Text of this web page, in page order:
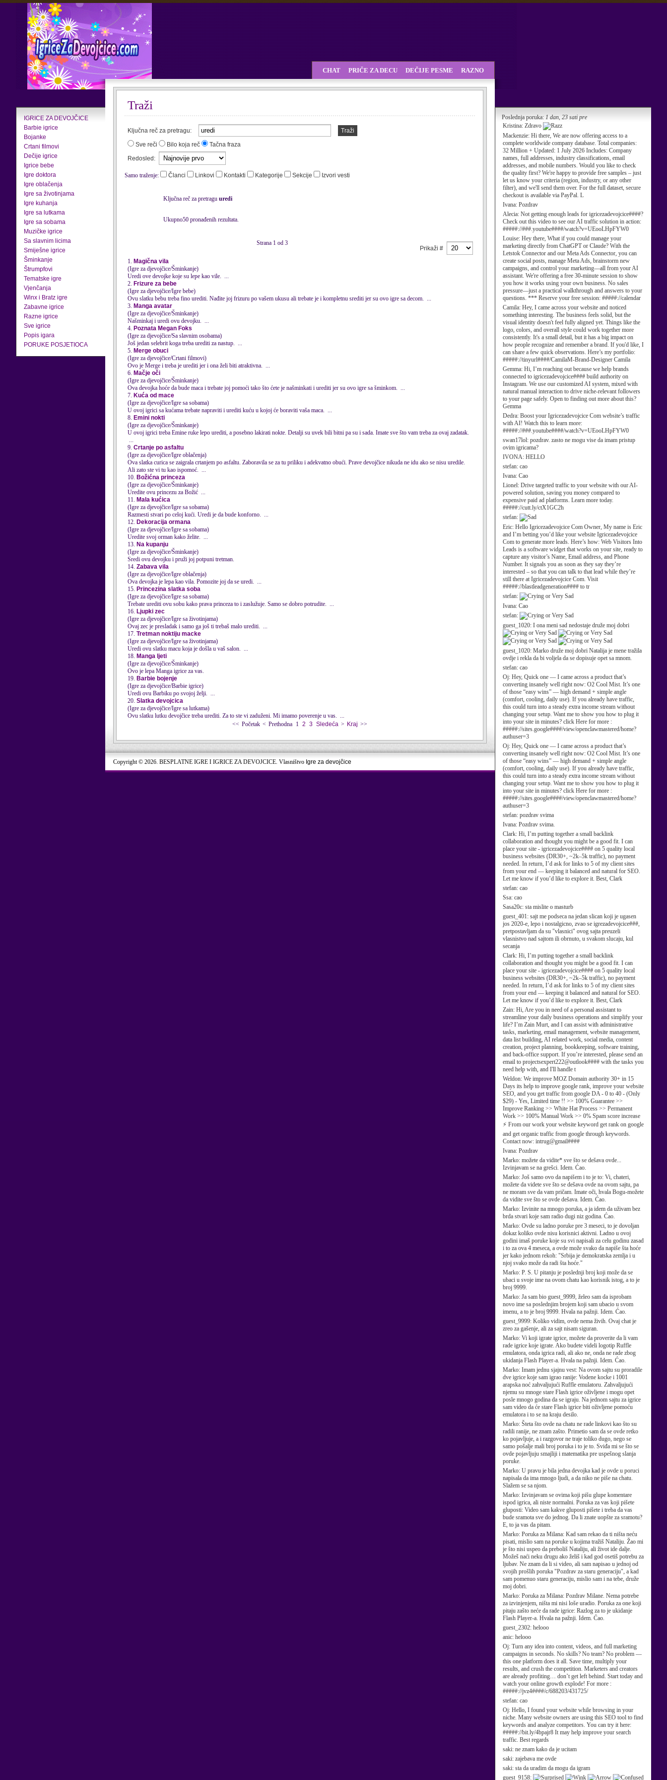
IGRICE ZA DEVOJČICE
Barbie igrice
Bojanke
Crtani filmovi
Dečije igrice
Igrice bebe
Igre doktora
Igre oblačenja
Igre sa životinjama
Igre kuhanja
Igre sa lutkama
Igre sa sobama
Muzičke igrice
Sa slavnim licima
Smiješne igrice
Šminkanje
Štrumpfovi
Tematske igre
Vjenčanja
Winx i Bratz igre
Zabavne igrice
Razne igrice
Sve igrice
Popis igara
PORUKE POSJETIOCA
Poslednja poruka: 1 dan, 23 sati pre
Kristina: Zdravo
Mackenzie: Hi there, We are now offering access to a
complete worldwide company database. Total companies:
32 Million + Updated: 1 July 2026 Includes: Company
names, full addresses, industry classifications, email
addresses, and mobile numbers. Would you like to check
the quality first? We're happy to provide free samples – just
let us know your criteria (region, industry, or any other
filter), and we'll send them over. For the full dataset, secure
checkout is available via PayPal. L
Ivana: Pozdrav
Alecia: Not getting enough leads for igricezadevojcice####?
Check out this video to see our AI traffic solution in action:
#####://###.youtube####/watch?v=UEooLHpFYW0
Louise: Hey there, What if you could manage your
marketing directly from ChatGPT or Claude? With the
Letstok Connector and our Meta Ads Connector, you can
create social posts, manage Meta Ads, brainstorm new
campaigns, and control your marketing—all from your AI
assistant. We're offering a free 30-minute session to show
you how it works using your own business. No sales
pressure—just a practical walkthrough and answers to your
questions. *** Reserve your free session: #####://calendar
Camila: Hey, I came across your website and noticed
something interesting. The business feels solid, but the
visual identity doesn't feel fully aligned yet. Things like the
logo, colors, and overall style could work together more
consistently. It's a small detail, but it has a big impact on
how people recognize and remember a brand. If you'd like, I
can share a few quick observations. Here’s my portfolio:
#####://tinyurl####/CamilaM-Brand-Designer Camila
Gemma: Hi, I’m reaching out because we help brands
connected to igricezadevojcice#### build authority on
Instagram. We use our customized AI system, mixed with
natural manual interaction to drive niche-relevant followers
to your page safely. Open to finding out more about this?
Gemma
Dedra: Boost your Igricezadevojcice Com website’s traffic
with AI! Watch this to learn more:
#####://###.youtube####/watch?v=UEooLHpFYW0
swan17lol: pozdrav. zasto ne mogu vise da imam pristup
ovim igricama?
IVONA: HELLO
stefan: cao
Ivana: Cao
Lionel: Drive targeted traffic to your website with our AI-
powered solution, saving you money compared to
expensive paid ad platforms. Learn more today.
#####://cutt.ly/ctX1GC2h
stefan:
Eric: Hello Igricezadevojcice Com Owner, My name is Eric
and I’m betting you’d like your website Igricezadevojcice
Com to generate more leads. Here’s how: Web Visitors Into
Leads is a software widget that works on your site, ready to
capture any visitor’s Name, Email address, and Phone
Number. It signals you as soon as they say they’re
interested – so that you can talk to that lead while they’re
still there at Igricezadevojcice Com. Visit
#####://blastleadgeneration#### to tr
stefan:
Ivana: Cao
stefan:
guest_1020: I ona meni sad nedostaje druže moj dobri
guest_1020: Marko druže moj dobri Natalija je mene tražila
ovdje i rekla da bi voljela da se dopisuje opet sa mnom.
stefan: cao
Oj: Hey, Quick one — I came across a product that’s
converting insanely well right now: O2 Cool Mist. It’s one
of those “easy wins” — high demand + simple angle
(comfort, cooling, daily use). If you already have traffic,
this could turn into a steady extra income stream without
changing your setup. Want me to show you how to plug it
into your site in minutes? click Here for more :
#####://sites.google####/view/openclawmastered/home?
authuser=3
Oj: Hey, Quick one — I came across a product that’s
converting insanely well right now: O2 Cool Mist. It’s one
of those “easy wins” — high demand + simple angle
(comfort, cooling, daily use). If you already have traffic,
this could turn into a steady extra income stream without
changing your setup. Want me to show you how to plug it
into your site in minutes? click Here for more :
#####://sites.google####/view/openclawmastered/home?
authuser=3
stefan: pozdrav svima
Ivana: Pozdrav svima.
Clark: Hi, I’m putting together a small backlink
collaboration and thought you might be a good fit. I can
place your site - igricezadevojcice#### on 5 quality local
business websites (DR30+, ~2k–5k traffic), no payment
needed. In return, I’d ask for links to 5 of my client sites
from your end — keeping it balanced and natural for SEO.
Let me know if you’d like to explore it. Best, Clark
stefan: cao
Ssa: cao
Sasa20c: sta mislite o masturb
guest_401: sajt me podseca na jedan slican koji je ugasen
jos 2020-e, lepo i nostalgicno, zvao se igrezadevojcice###,
pretpostavljam da su "vlasnici" ovog sajta preuzeli
vlasnistvo nad sajtom ili obrnuto, u svakom slucaju, kul
secanja
Clark: Hi, I’m putting together a small backlink
collaboration and thought you might be a good fit. I can
place your site - igricezadevojcice#### on 5 quality local
business websites (DR30+, ~2k–5k traffic), no payment
needed. In return, I’d ask for links to 5 of my client sites
from your end — keeping it balanced and natural for SEO.
Let me know if you’d like to explore it. Best, Clark
Zain: Hi, Are you in need of a personal assistant to
streamline your daily business operations and simplify your
life? I’m Zain Murt, and I can assist with administrative
tasks, marketing, email management, website management,
data list building, AI related work, social media, content
creation, project planning, bookkeeping, software training,
and back-office support. If you’re interested, please send an
email to projectsexpert222@outlook#### with the tasks you
need help with, and I'll handle t
Weldon: We improve MOZ Domain authority 30+ in 15
Days its help to improve google rank, improve your website
SEO, and you get traffic from google DA - 0 to 40 - (Only
$29) - Yes, Limited time !! >> 100% Guarantee >>
Improve Ranking >> White Hat Process >> Permanent
Work >> 100% Manual Work >> 0% Spam score increase
⚡ From our work your website keyword get rank on google
and get organic traffic from google through keywords.
Contact now: intrug@gmail####
Ivana: Pozdrav
Marko: možete da vidite* sve što se dešava ovde...
Izvinjavam se na grešci. Idem. Ćao.
Marko: Još samo ovo da napišem i to je to: Vi, chateri,
možete da videte sve što se dešava ovde na ovom sajtu, pa
ne moram sve da vam pričam. Imate oči, hvala Bogu-možete
da vidite sve što se ovde dešava. Idem. Ćao.
Marko: Izvinite na mnogo poruka, a ja idem da uživam bez
brda stvari koje sam radio dugi niz godina. Ćao.
Marko: Ovde su ladno poruke pre 3 meseci, to je dovoljan
dokaz koliko ovde nisu korisnici aktivni. Ladno u ovoj
godini imaš poruke koje su svi napisali za celu godinu zasad
i to za ova 4 meseca, a ovde može svako da napiše šta hoće
jer kako jednom rekoh: "Srbija je demokratska zemlja i u
njoj svako može da radi šta hoće."
Marko: P. S. U pitanju je poslednji broj koji može da se
ubaci u svoje ime na ovom chatu kao korisnik istog, a to je
broj 9999.
Marko: Ja sam bio guest_9999, želeo sam da isprobam
novo ime sa poslednjim brojem koji sam ubacio u svom
imenu, a to je broj 9999. Hvala na pažnji. Idem. Ćao.
guest_9999: Koliko vidim, ovde nema živih. Ovaj chat je
zreo za gašenje, ali za sajt nisam siguran.
Marko: Vi koji igrate igrice, možete da proverite da li vam
rade igrice koje igrate. Ako budete videli logotip Ruffle
emulatora, onda igrica radi, ali ako ne, onda ne rade zbog
ukidanja Flash Player-a. Hvala na pažnji. Idem. Ćao.
Marko: Imam jednu sjajnu vest: Na ovom sajtu su proradile
dve igrice koje sam igrao ranije: Vodene kocke i 1001
arapska noć zahvaljujući Ruffle emulatoru. Zahvaljujući
njemu su mnoge stare Flash igrice oživljene i mogu opet
posle mnogo godina da se igraju. Na jednom sajtu za igrice
sam video da će stare Flash igrice biti oživljene pomoću
emulatora i to se na kraju desilo.
Marko: Šteta što ovde na chatu ne rade linkovi kao što su
radili ranije, ne znam zašto. Primetio sam da se ovde retko
ko pojavljuje, a i razgovor ne traje toliko dugo, nego se
samo pošalje mali broj poruka i to je to. Sviđa mi se što se
ovde pojavljuju smajliji i matematika pre uspešnog slanja
poruke.
Marko: U pravu je bila jedna devojka kad je ovde u poruci
napisala da ima mnogo ljudi, a da niko ne piše na chatu.
Slažem se sa njom.
Marko: Izvinjavam se ovima koji pišu glupe komentare
ispod igrica, ali niste normalni. Poruka za vas koji pišete
gluposti: Video sam kakve gluposti pišete i treba da vas
bude sramota sve do jednog. Da li znate uopšte za sramotu?
E, to ja vas da pitam.
Marko: Poruka za Milana: Kad sam rekao da ti ništa neću
pisati, mislio sam na poruke u kojima tražiš Nataliju. Žao mi
je što nisi uspeo da preboliš Nataliju, ali život ide dalje.
Možeš naći neku drugu ako želiš i kad god osetiš potrebu za
ljubav. Ne znam da li si video, ali sam napisao u jednoj od
svojih prošlih poruka "Pozdrav za staru generaciju", a kad
sam pomenuo staru generaciju, mislio sam i na tebe, druže
moj dobri.
Marko: Poruka za Milana: Pozdrav Milane. Nema potrebe
za izvinjenjem, ništa mi nisi loše uradio. Poruka za one koji
pitaju zašto neće da rade igrice: Razlog za to je ukidanje
Flash Player-a. Hvala na pažnji. Idem. Ćao.
guest_2302: helooo
anic: helooo
Oj: Turn any idea into content, videos, and full marketing
campaigns in seconds. No skills? No team? No problem —
this one platform does it all. Save time, multiply your
results, and crush the competition. Marketers and creators
are already profiting… don’t get left behind. Start today and
watch your online growth explode! For more :
#####://jvz4####/c/688203/431725/
stefan: cao
Oj: Hello, I found your website while browsing in your
niche. Many website owners are using this SEO tool to find
keywords and analyze competitors. You can try it here:
#####://bit.ly/4bpajr8 It may help improve your search
traffic. Best regards
saki: ne znam kako da je ucitam
saki: zajebava me ovde
saki: sta da uradim da mogu da igram
guest_9158:
CHAT PRIČE ZA DECU DEČIJE PESME RAZNO
Traži
Ključna reč za pretragu:
Traži
Sve reči
Bilo koja reč
Tačna fraza
Redosled:
Samo traženje: Članci Linkovi Kontakti Kategorije Sekcije Izvori vesti
Ključna reč za pretragu uredi
Ukupno50 pronađenih rezultata.
Prikaži #
Strana 1 od 3
1. Magična vila
(Igre za djevojčice/Šminkanje)
Uredi ove devojke koje su lepe kao vile. ...
2. Frizure za bebe
(Igre za djevojčice/Igre bebe)
Ovu slatku bebu treba fino urediti. Nađite joj frizuru po vašem ukusu ali trebate je i kompletnu srediti jer su ovo igre sa decom. ...
3. Manga avatar
(Igre za djevojčice/Šminkanje)
Našminkaj i uredi ovu devojku. ...
4. Poznata Megan Foks
(Igre za djevojčice/Sa slavnim osobama)
Još jedan selebrit koga treba urediti za nastup. ...
5. Merge obuci
(Igre za djevojčice/Crtani filmovi)
Ovo je Merge i treba je urediti jer i ona želi biti atraktivna. ...
6. Mačje oči
(Igre za djevojčice/Šminkanje)
Ova devojka hoće da bude maca i trebate joj pomoći tako što ćete je našminkati i urediti jer su ovo igre sa šminkom. ...
7. Kuća od mace
(Igre za djevojčice/Igre sa sobama)
U ovoj igrici sa kućama trebate napraviti i urediti kuću u kojoj će boraviti vaša maca. ...
8. Emini nokti
(Igre za djevojčice/Šminkanje)
U ovoj igrici treba Emine ruke lepo urediti, a posebno lakirati nokte. Detalji su uvek bili bitni pa su i sada. Imate sve što vam treba za ovaj zadatak.
...
9. Crtanje po asfaltu
(Igre za djevojčice/Igre oblačenja)
Ova slatka curica se zaigrala crtanjem po asfaltu. Zaboravila se za tu priliku i adekvatno obući. Prave devojčice nikuda ne idu ako se nisu uredile.
Ali zato ste vi tu kao ispomoć. ...
10. Božićna princeza
(Igre za djevojčice/Šminkanje)
Uredite ovu princezu za Božić ...
11. Mala kućica
(Igre za djevojčice/Igre sa sobama)
Razmesti stvari po celoj kući. Uredi je da bude konforno. ...
12. Dekoracija ormana
(Igre za djevojčice/Igre sa sobama)
Uredite svoj orman kako želite. ...
13. Na kupanju
(Igre za djevojčice/Šminkanje)
Sredi ovu devojku i pruži joj potpuni tretman.
14. Zabava vila
(Igre za djevojčice/Igre oblačenja)
Ova devojka je lepa kao vila. Pomozite joj da se uredi. ...
15. Princezina slatka soba
(Igre za djevojčice/Igre sa sobama)
Trebate urediti ovu sobu kako prava princeza to i zaslužuje. Samo se dobro potrudite. ...
16. Ljupki zec
(Igre za djevojčice/Igre sa životinjama)
Ovaj zec je presladak i samo ga još ti trebaš malo urediti. ...
17. Tretman noktiju macke
(Igre za djevojčice/Igre sa životinjama)
Uredi ovu slatku macu koja je došla u vaš salon. ...
18. Manga ljeti
(Igre za djevojčice/Šminkanje)
Ovo je lepa Manga igrice za vas.
19. Barbie bojenje
(Igre za djevojčice/Barbie igrice)
Uredi ovu Barbiku po svojoj želji. ...
20. Slatka devojcica
(Igre za djevojčice/Igre sa lutkama)
Ovu slatku lutku devojčice treba urediti. Za to ste vi zaduženi. Mi imamo poverenje u vas. ...
<< Početak < Prethodna 1 2 3 Sledeća > Kraj >>
Copyright © 2026. BESPLATNE IGRE I IGRICE ZA DEVOJCICE. Vlasništvo Igre za devojčice